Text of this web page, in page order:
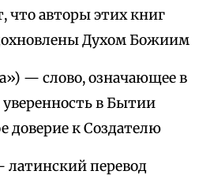
что авторы этих книг
Духом Божиим
— слово, означающее в
в Бытии
доверие к Создателю
перевод